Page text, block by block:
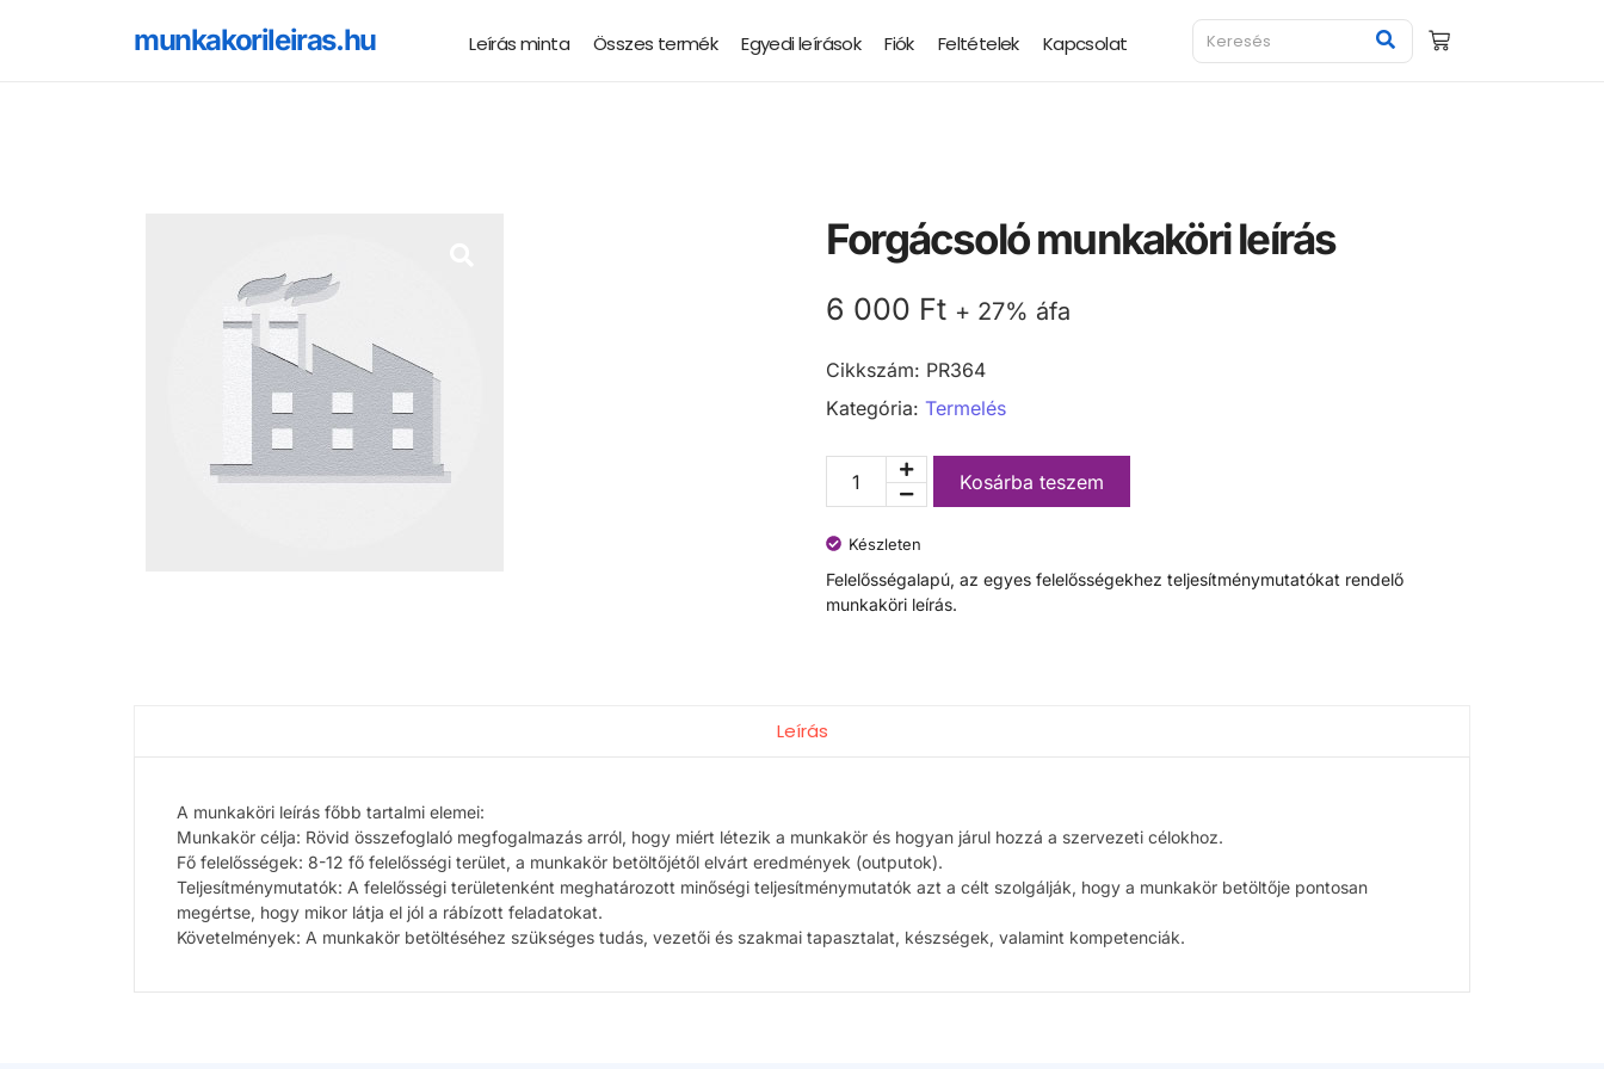
munkakorileiras.hu Leírás minta Összes termék Egyedi leírások Fiók Feltételek Kapcsolat
Forgácsoló munkaköri leírás
6 000 Ft + 27% áfa
Cikkszám: PR364
Kategória: Termelés
Kosárba teszem
Készleten
Felelősségalapú, az egyes felelősségekhez teljesítménymutatókat rendelő
munkaköri leírás.
Leírás
A munkaköri leírás főbb tartalmi elemei:
Munkakör célja: Rövid összefoglaló megfogalmazás arról, hogy miért létezik a munkakör és hogyan járul hozzá a szervezeti célokhoz.
Fő felelősségek: 8-12 fő felelősségi terület, a munkakör betöltőjétől elvárt eredmények (outputok).
Teljesítménymutatók: A felelősségi területenként meghatározott minőségi teljesítménymutatók azt a célt szolgálják, hogy a munkakör betöltője pontosan
megértse, hogy mikor látja el jól a rábízott feladatokat.
Követelmények: A munkakör betöltéséhez szükséges tudás, vezetői és szakmai tapasztalat, készségek, valamint kompetenciák.